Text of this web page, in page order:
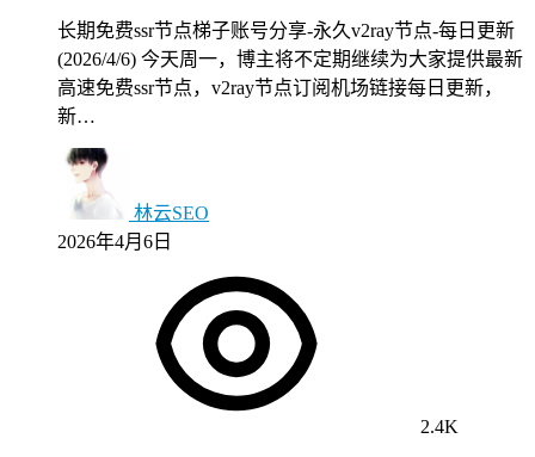
长期免费ssr节点梯子账号分享-永久v2ray节点-每日更新
(2026/4/6) 今天周一，博主将不定期继续为大家提供最新
高速免费ssr节点，v2ray节点订阅机场链接每日更新，
新…
林云SEO
2026年4月6日
2.4K